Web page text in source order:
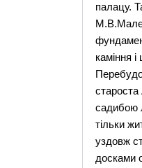
палацу.
камiння i
садибою
тiльки
уздовж
досками